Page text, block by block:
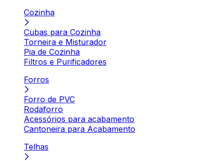
Cozinha
Cubas para Cozinha
Torneira e Misturador
Pia de Cozinha
Filtros e Purificadores
Forros
Forro de PVC
Rodaforro
Acessórios para acabamento
Cantoneira para Acabamento
Telhas